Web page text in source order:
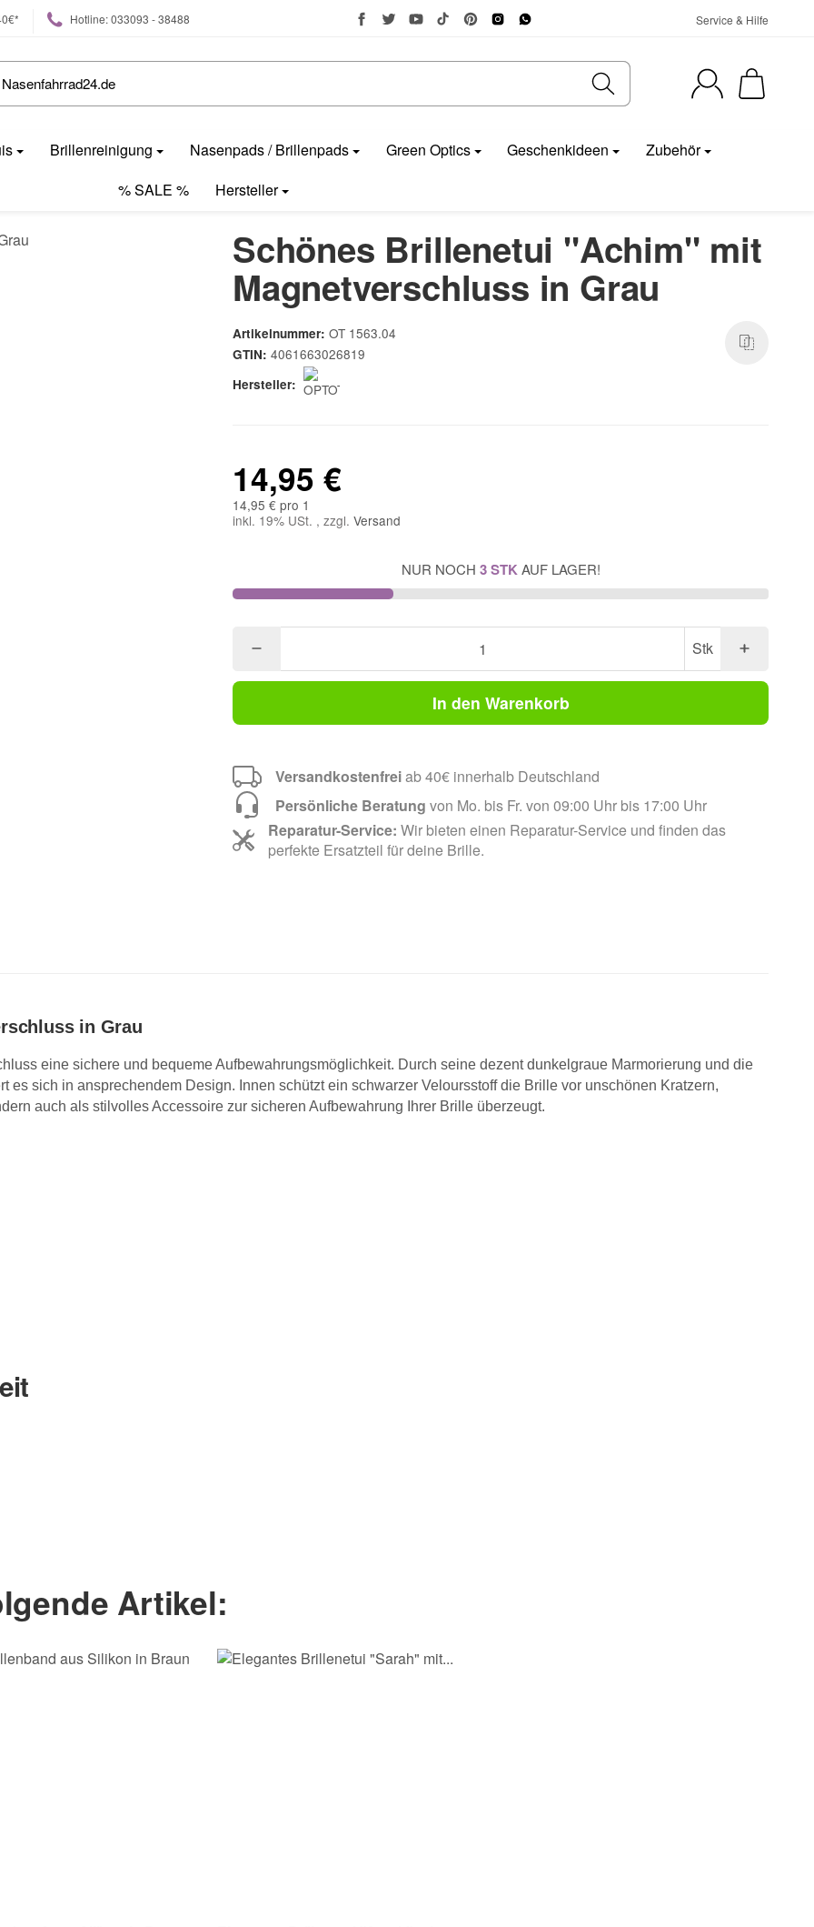
Hotline: 033093 - 38488 Service & Hilfe
Brillenreinigung Nasenpads / Brillenpads Green Optics Geschenkideen
Zubehör
% SALE %
Hersteller
Schönes Brillenetui "Achim" mit
Magnetverschluss in Grau
Artikelnummer: OT 1563.04
GTIN: 4061663026819
Hersteller:
14,95 €
14,95 € pro 1
inkl. 19% USt. , zzgl. Versand
NUR NOCH 3 STK AUF LAGER!
Stk
In den Warenkorb
Versandkostenfreiab 40€ innerhalb Deutschland
Persönliche Beratung von Mo. bis Fr. von 09:00 Uhr bis 17:00 Uhr
Reparatur-Service: Wir bieten einen Reparatur-Service und finden das
perfekte Ersatzteil für deine Brille.
in Grau
eine sichere und bequeme Aufbewahrungsmöglichkeit. Durch seine dezent dunkelgraue Marmorierung und die
es sich in ansprechendem Design. Innen schützt ein schwarzer Veloursstoff die Brille vor unschönen Kratzern,
auch als stilvolles Accessoire zur sicheren Aufbewahrung Ihrer Brille überzeugt.
Artikel: